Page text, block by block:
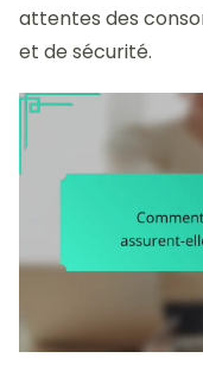
attentes des
et de sécurité.